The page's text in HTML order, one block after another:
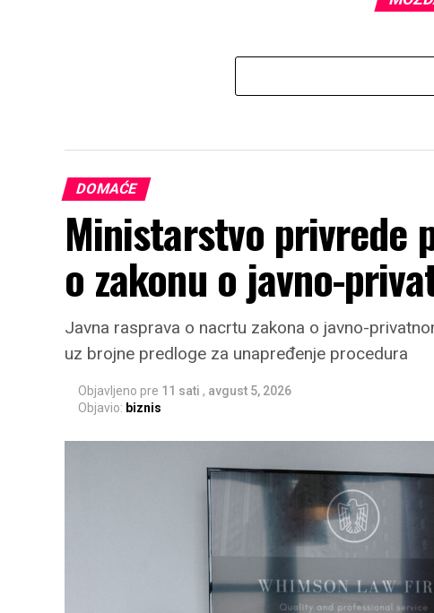
DOMAĆE
Ministarstvo privrede
o zakonu o javno-
Javna rasprava o nacrtu zakona o javno-
uz brojne predloge za unapređenje procedura
Objavljeno pre 11 sati , avgust 5, 2026
Objavio: biznis